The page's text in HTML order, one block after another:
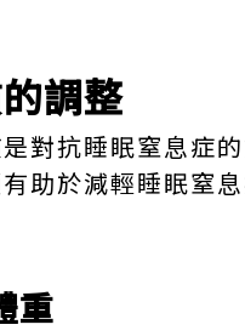
調整
對抗睡眠窒息症
助於減輕睡眠窒
重